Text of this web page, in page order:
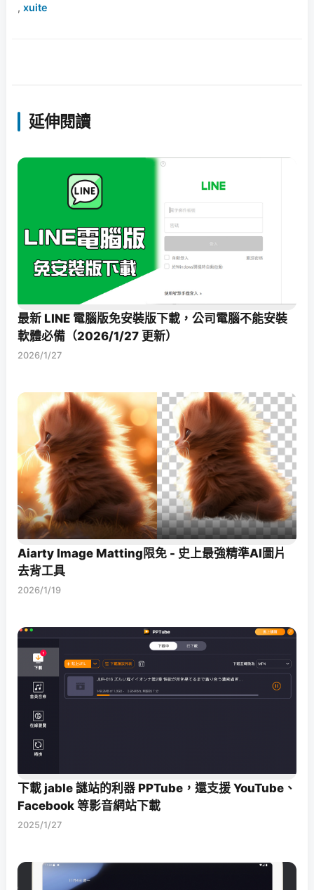
, xuite
延伸閱讀
最新 LINE 電腦版免安裝版下載，公司電腦不能安裝
軟體必備（2026/1/27 更新）
2026/1/27
Aiarty Image Matting限免 - 史上最強精準AI圖片
去背工具
2026/1/19
下載 jable 謎站的利器 PPTube，還支援 YouTube、
Facebook 等影音網站下載
2025/1/27